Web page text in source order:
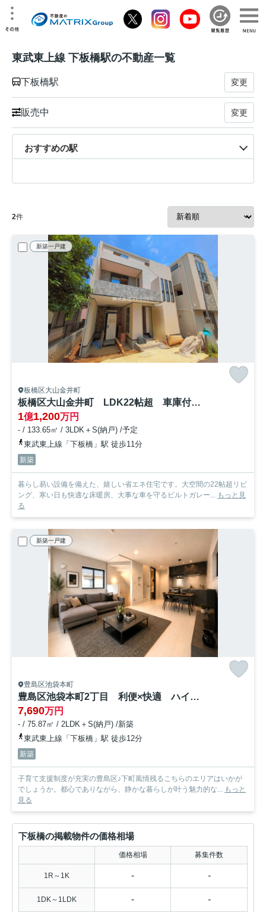
東武東上線 下板橋駅の不動産一覧
下板橋駅 変更
販売中 変更
おすすめの駅
2件
新築一戸建
板橋区大山金井町
板橋区大山金井町 LDK22帖超 車庫付×省エネ住宅
1億1,200万円
- / 133.65㎡ / 3LDK＋S(納戸) /予定
東武東上線「下板橋」駅 徒歩11分
新築
暮らし易い設備を備えた、嬉しい省エネ住宅です。大空間の22帖超リビ
ング、寒い日も快適な床暖房、大事な車を守るビルトガレー... もっと見
る
新築一戸建
豊島区池袋本町
豊島区池袋本町2丁目 利便×快適 ハイグレード新築戸建限定1棟
7,690万円
- / 75.87㎡ / 2LDK＋S(納戸) /新築
東武東上線「下板橋」駅 徒歩12分
新築
子育て支援制度が充実の豊島区♪下町風情残るこちらのエリアはいかが
でしょうか。都心でありながら、静かな暮らしが叶う魅力的な... もっと
見る
下板橋の掲載物件の価格相場
価格相場 募集件数
1R～1K - -
1DK～1LDK - -